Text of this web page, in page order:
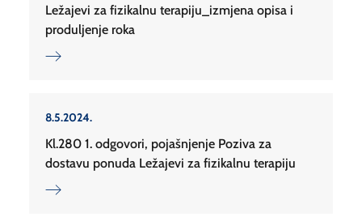
Ležajevi za fizikalnu terapiju_izmjena opisa i
produljenje roka
8.5.2024.
Kl.280 1. odgovori, pojašnjenje Poziva za
dostavu ponuda Ležajevi za fizikalnu terapiju